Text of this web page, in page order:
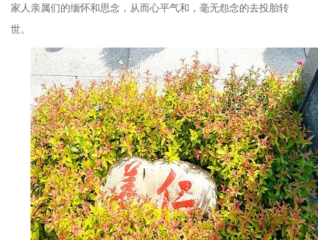
家人亲属们的缅怀和思念，从而心平气和，毫无怨念的去投胎转
世。